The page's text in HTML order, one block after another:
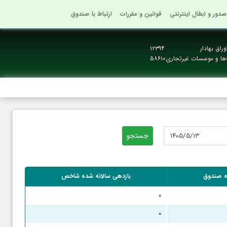
و ابطال اینترنتی قوانین و مقررات ارتباط با صندوق
بهادار
۱۲۳۹۴
و موسسات غیرتجاری۵۸۶۱۰
صندوق
بازدهی سالانه شده شاخص
۰
۰